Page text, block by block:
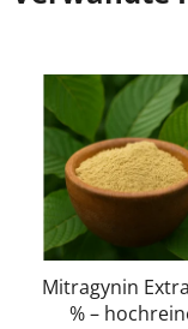
Mitragynin
% –